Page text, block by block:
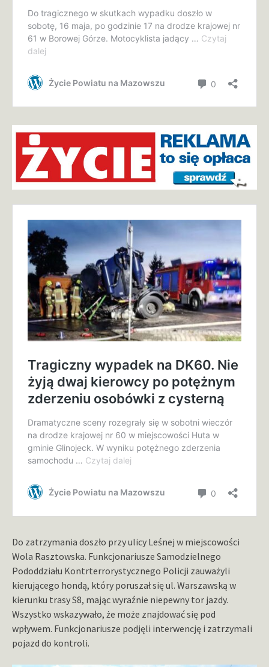
Do zatrzymania doszło przy ulicy Leśnej w miejscowości
Wola Rasztowska. Funkcjonariusze Samodzielnego
Pododdziału Kontrterrorystycznego Policji zauważyli
kierującego hondą, który poruszał się ul. Warszawską w
kierunku trasy S8, mając wyraźnie niepewny tor jazdy.
Wszystko wskazywało, że może znajdować się pod
wpływem. Funkcjonariusze podjęli interwencję i zatrzymali
pojazd do kontroli.